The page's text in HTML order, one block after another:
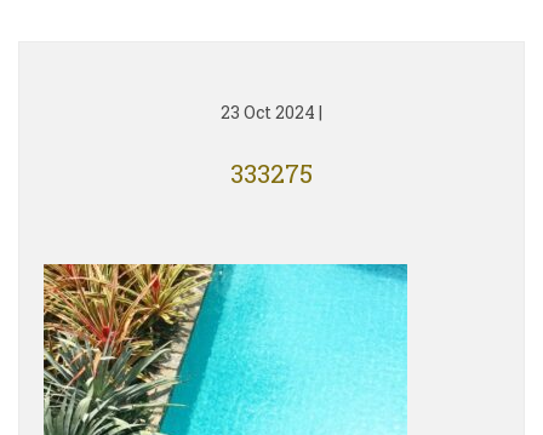
23 Oct 2024 |
333275